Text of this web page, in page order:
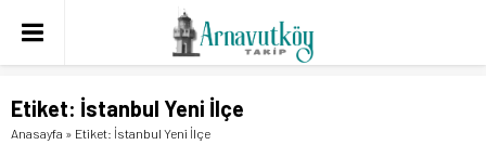
Etiket: İstanbul Yeni İlçe
Anasayfa » Etiket: İstanbul Yeni İlçe